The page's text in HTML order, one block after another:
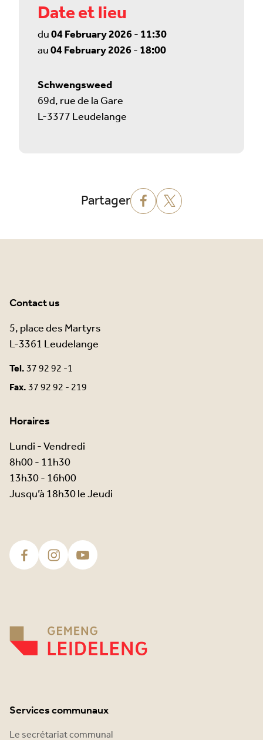
Date et lieu
du04 February 2026-11:30
au04 February 2026-18:00
Schwengsweed
69d, rue de la Gare
L-3377 Leudelange
Partager
Contact us
5, place des Martyrs
L-3361 Leudelange
Tel.37 92 92 -1
Fax.37 92 92 - 219
Horaires
Lundi - Vendredi
8h00 - 11h30
13h30 - 16h00
Jusqu’à 18h30 le Jeudi
Services communaux
Le secrétariat communal